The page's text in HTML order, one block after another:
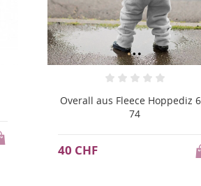
Tragecover Little Frog fleece